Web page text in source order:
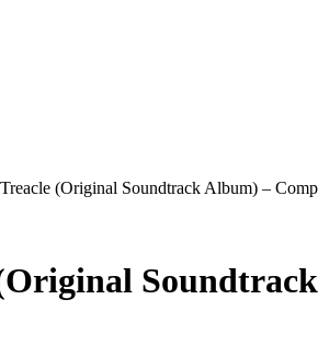
(Original Soundtrack Album) –